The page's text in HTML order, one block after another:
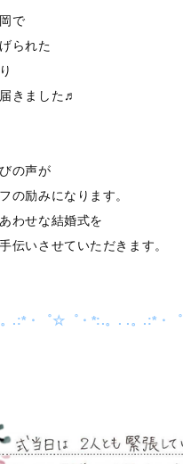
で
られた
きました♬
の声が
の励みになります。
わせな結婚式を
伝いさせていただきます。
.:*・゜☆゜・*:.。. .。.:*・゜